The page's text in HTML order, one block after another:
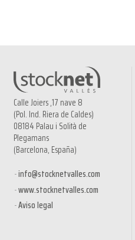
Calle Joiers ,17 nave 8
(Pol. Ind. Riera de Caldes)
08184 Palau i Solità de
Plegamans
(Barcelona, España)
info@stocknetvalles.com
www.stocknetvalles.com
Aviso legal